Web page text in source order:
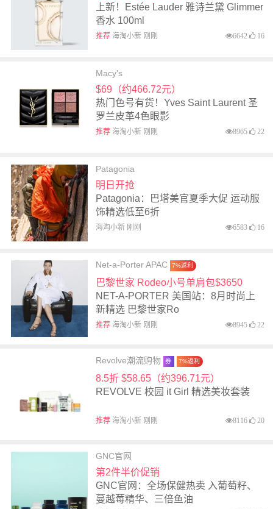
上新！Estée Lauder 雅诗兰黛 Glimmer
香水 100ml
推荐海淘小新 刚刚 6642 16
Macy's
$69（约466.72元）
热门色号有货！Yves Saint Laurent 圣
罗兰皮革4色眼影
推荐海淘小新 刚刚 8965 22
Patagonia
明日开抢
Patagonia：巴塔美官夏季大促 运动服
饰精选低至6折
海淘小新 刚刚 6583 16
Net-a-Porter APAC 7%返利
巴黎世家 Rodeo小号单肩包$3650
NET-A-PORTER 美国站：8月时尚上
新精选 巴黎世家Ro
推荐海淘小新 刚刚 8945 22
Revolve潮流购物 券 7%返利
8.5折 $58.65（约396.71元）
REVOLVE 校园 it Girl 精选美妆套装
推荐海淘小新 刚刚 8116 20
GNC官网
第2件半价促销
GNC官网：全场保健热卖 入葡萄籽、
蔓越莓精华、三倍鱼油